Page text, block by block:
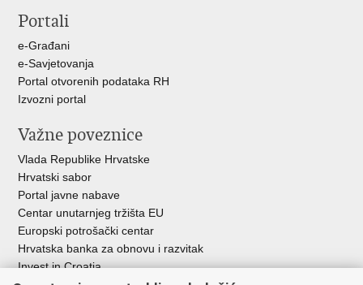
Facebooku
Portali
e-Građani
e-Savjetovanja
Portal otvorenih podataka RH
Izvozni portal
Važne poveznice
Vlada Republike Hrvatske
Hrvatski sabor
Portal javne nabave
Centar unutarnjeg tržišta EU
Europski potrošački centar
Hrvatska banka za obnovu i razvitak
Invest in Croatia